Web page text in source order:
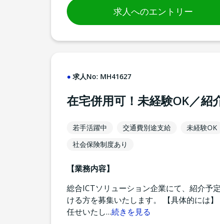
求人へのエントリー
求人No: MH41627
在宅併用可！未経験OK／
若手活躍中 交通費別途支給
未経験OK
社会保険制度あり
【業務内容】
総合ICTソリューション企業にて、紹介予
ける方を募集いたします。 【具体的には
任せいたし…続きを見る